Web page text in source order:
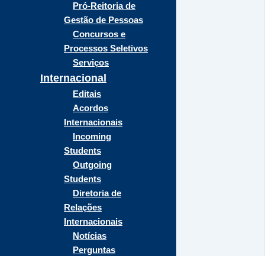
Pró-Reitoria de
Gestão de Pessoas
Concursos e
Processos Seletivos
Serviços
Internacional
Editais
Acordos
Internacionais
Incoming
Students
Outgoing
Students
Diretoria de
Relações
Internacionais
Notícias
Perguntas